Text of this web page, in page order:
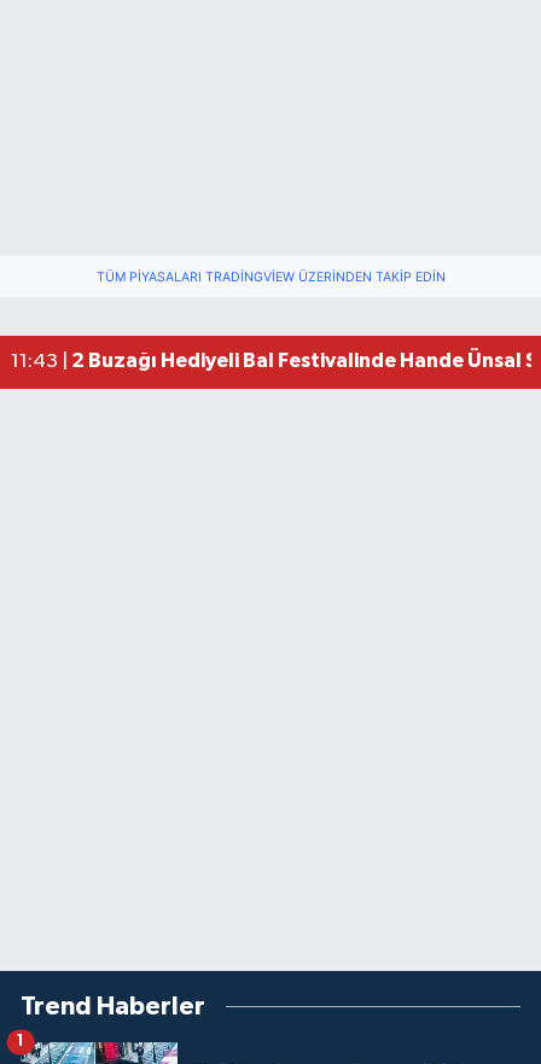
TÜM PIYASALARI TRADINGVIEW ÜZERINDEN TAKIP EDIN
11:43 | 2 Buzağı Hediyeli Bal Festivalinde Hande Ünsal
Trend Haberler
1